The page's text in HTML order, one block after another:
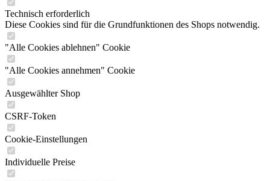
Technisch erforderlich
Diese Cookies sind für die Grundfunktionen des Shops notwendig.
"Alle Cookies ablehnen" Cookie
"Alle Cookies annehmen" Cookie
Ausgewählter Shop
CSRF-Token
Cookie-Einstellungen
Individuelle Preise